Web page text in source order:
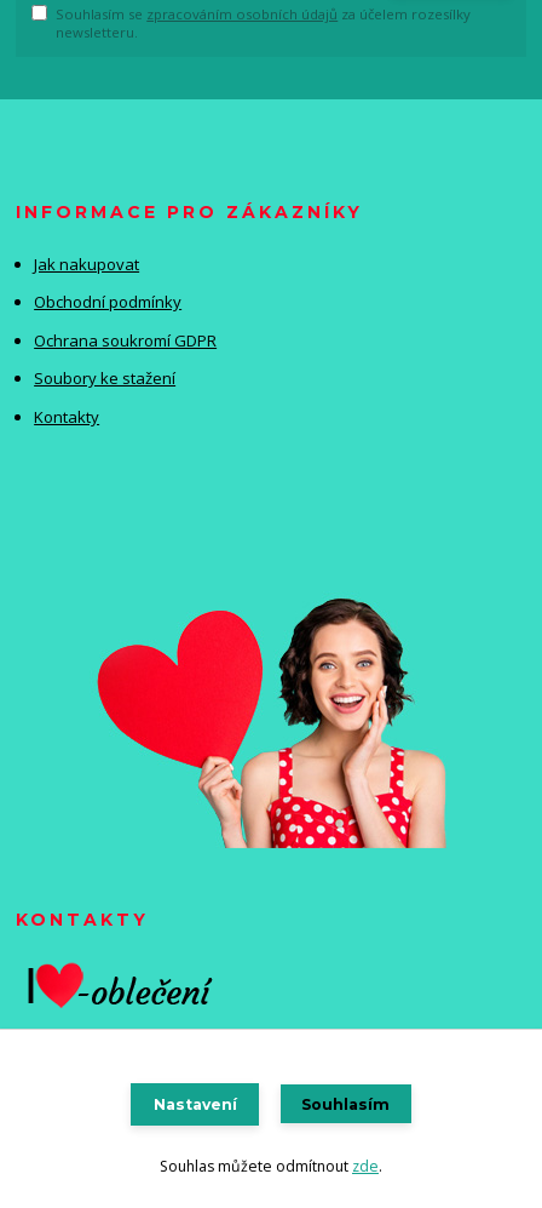
Souhlasím se zpracováním osobních údajů za účelem rozesílky
newsletteru.
INFORMACE PRO ZÁKAZNÍKY
Jak nakupovat
Obchodní podmínky
Ochrana soukromí GDPR
Soubory ke stažení
Kontakty
KONTAKTY
Nastavení Souhlasím
Souhlas můžete odmítnout zde.